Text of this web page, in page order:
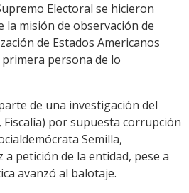
Electoral se hicieron
la misión de observación de
de Estados Americanos
persona de lo
de una investigación del
por supuesta corrupción
Semilla,
petición de la entidad, pese a
avanzó al balotaje.